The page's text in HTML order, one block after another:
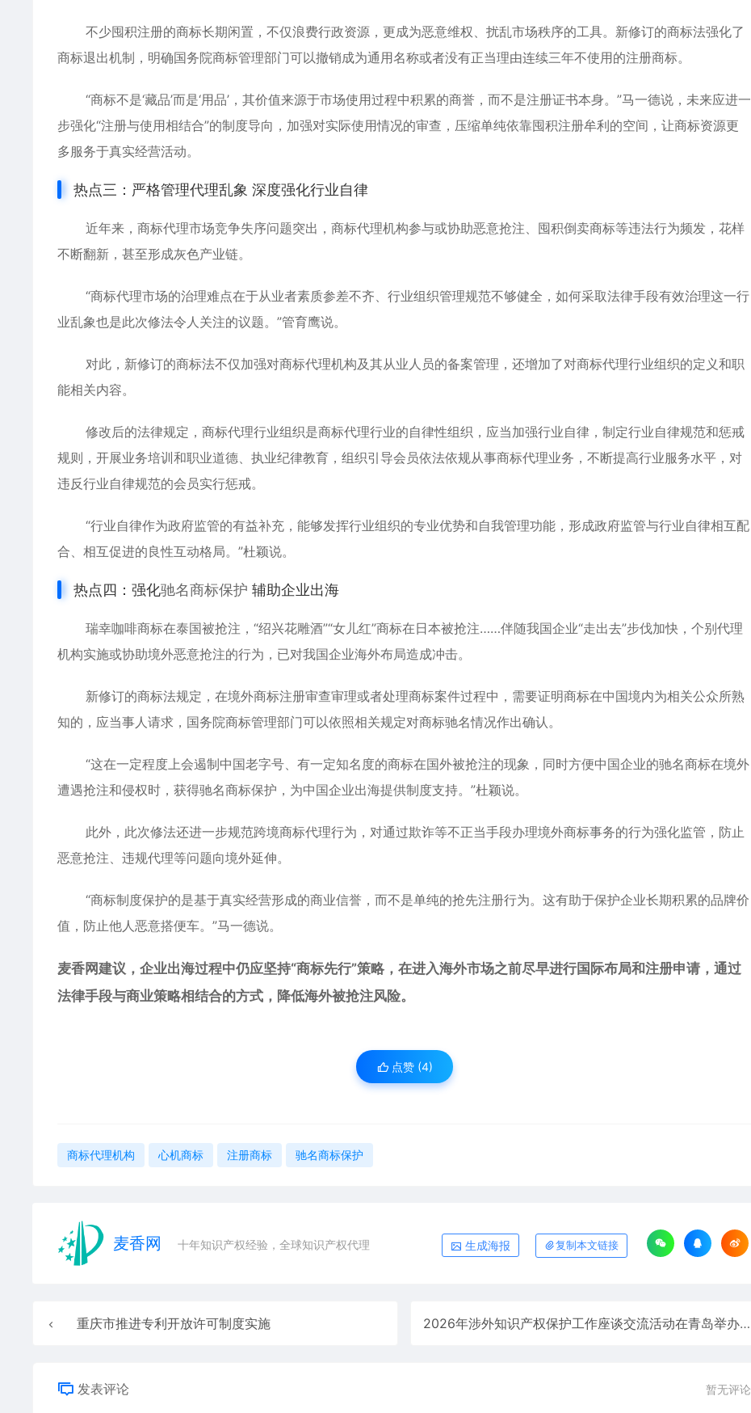
不少囤积注册的商标长期闲置，不仅浪费行政资源，更成为恶意维权、扰乱市场秩序的工具。新修订的商标法强化了
商标退出机制，明确国务院商标管理部门可以撤销成为通用名称或者没有正当理由连续三年不使用的注册商标。
“商标不是‘藏品’而是‘用品’，其价值来源于市场使用过程中积累的商誉，而不是注册证书本身。”马一德说，未来应进一
步强化“注册与使用相结合”的制度导向，加强对实际使用情况的审查，压缩单纯依靠囤积注册牟利的空间，让商标资源更
多服务于真实经营活动。
热点三：严格管理代理乱象 深度强化行业自律
近年来，商标代理市场竞争失序问题突出， 商标代理机构参与或协助恶意抢注、囤积倒卖商标等违法行为频发，花样
不断翻新，甚至形成灰色产业链。
“商标代理市场的治理难点在于从业者素质参差不齐、行业组织管理规范不够健全，如何采取法律手段有效治理这一行
业乱象也是此次修法令人关注的议题。”管育鹰说。
对此，新修订的商标法不仅加强对商标代理机构及其从业人员的备案管理，还增加了对商标代理行业组织的定义和职
能相关内容。
修改后的法律规定，商标代理行业组织是商标代理行业的自律性组织，应当加强行业自律，制定行业自律规范和惩戒
规则，开展业务培训和职业道德、执业纪律教育，组织引导会员依法依规从事商标代理业务，不断提高行业服务水平，对
违反行业自律规范的会员实行惩戒。
“行业自律作为政府监管的有益补充，能够发挥行业组织的专业优势和自我管理功能，形成政府监管与行业自律相互配
合、相互促进的良性互动格局。”杜颖说。
热点四：强化驰名商标保护 辅助企业出海
瑞幸咖啡商标在泰国被抢注，“绍兴花雕酒”“女儿红”商标在日本被抢注……伴随我国企业“走出去”步伐加快，个别代理
机构实施或协助境外恶意抢注的行为，已对我国企业海外布局造成冲击。
新修订的商标法规定，在境外商标注册审查审理或者处理商标案件过程中，需要证明商标在中国境内为相关公众所熟
知的，应当事人请求，国务院商标管理部门可以依照相关规定对商标驰名情况作出确认。
“这在一定程度上会遏制中国老字号、有一定知名度的商标在国外被抢注的现象，同时方便中国企业的驰名商标在境外
遭遇抢注和侵权时，获得驰名商标保护 ，为中国企业出海提供制度支持。”杜颖说。
此外，此次修法还进一步规范跨境商标代理行为，对通过欺诈等不正当手段办理境外商标事务的行为强化监管，防止
恶意抢注、违规代理等问题向境外延伸。
“商标制度保护的是基于真实经营形成的商业信誉，而不是单纯的抢先注册行为。这有助于保护企业长期积累的品牌价
值，防止他人恶意搭便车。”马一德说。
麦香网建议，企业出海过程中仍应坚持“商标先行”策略，在进入海外市场之前尽早进行国际布局和注册申请，通过
法律手段与商业策略相结合的方式，降低海外被抢注风险。
点赞 (4)
商标代理机构 心机商标 注册商标 驰名商标保护
麦香网 十年知识产权经验，全球知识产权代理 生成海报 复制本文链接
重庆市推进专利开放许可制度实施 2026年涉外知识产权保护工作座谈交流活动在青岛举办
发表评论 暂无评论